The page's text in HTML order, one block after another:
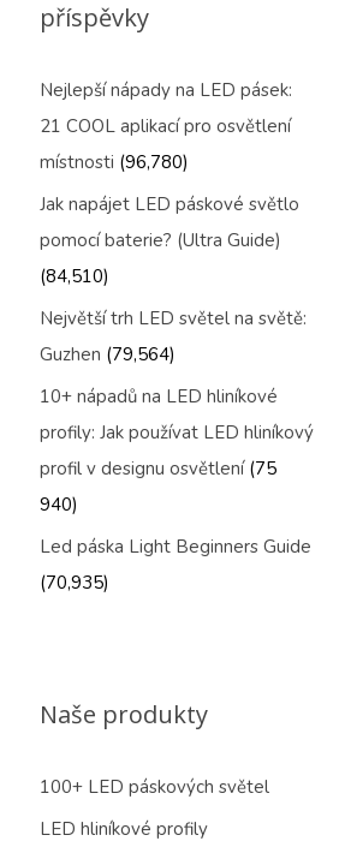
příspěvky
Nejlepší nápady na LED pásek:
21 COOL aplikací pro osvětlení
místnosti (96,780)
Jak napájet LED páskové světlo
pomocí baterie? (Ultra Guide)
(84,510)
Největší trh LED světel na světě:
Guzhen (79,564)
10+ nápadů na LED hliníkové
profily: Jak používat LED hliníkový
profil v designu osvětlení (75
940)
Led páska Light Beginners Guide
(70,935)
Naše produkty
100+ LED páskových světel
LED hliníkové profily